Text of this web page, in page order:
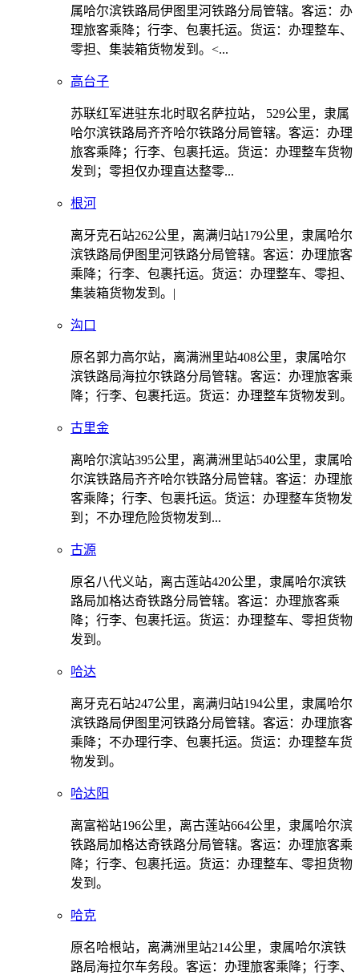
属哈尔滨铁路局伊图里河铁路分局管辖。客运：办
理旅客乘降；行李、包裹托运。货运：办理整车、
零担、集装箱货物发到。<...
高台子
苏联红军进驻东北时取名萨拉站， 529公里，隶属
哈尔滨铁路局齐齐哈尔铁路分局管辖。客运：办理
旅客乘降；行李、包裹托运。货运：办理整车货物
发到；零担仅办理直达整零...
根河
离牙克石站262公里，离满归站179公里，隶属哈尔
滨铁路局伊图里河铁路分局管辖。客运：办理旅客
乘降；行李、包裹托运。货运：办理整车、零担、
集装箱货物发到。|
沟口
原名郭力高尔站，离满洲里站408公里，隶属哈尔
滨铁路局海拉尔铁路分局管辖。客运：办理旅客乘
降；行李、包裹托运。货运：办理整车货物发到。
古里金
离哈尔滨站395公里，离满洲里站540公里，隶属哈
尔滨铁路局齐齐哈尔铁路分局管辖。客运：办理旅
客乘降；行李、包裹托运。货运：办理整车货物发
到；不办理危险货物发到...
古源
原名八代义站，离古莲站420公里，隶属哈尔滨铁
路局加格达奇铁路分局管辖。客运：办理旅客乘
降；行李、包裹托运。货运：办理整车、零担货物
发到。
哈达
离牙克石站247公里，离满归站194公里，隶属哈尔
滨铁路局伊图里河铁路分局管辖。客运：办理旅客
乘降；不办理行李、包裹托运。货运：办理整车货
物发到。
哈达阳
离富裕站196公里，离古莲站664公里，隶属哈尔滨
铁路局加格达奇铁路分局管辖。客运：办理旅客乘
降；行李、包裹托运。货运：办理整车、零担货物
发到。
哈克
原名哈根站，离满洲里站214公里，隶属哈尔滨铁
路局海拉尔车务段。客运：办理旅客乘降；行李、